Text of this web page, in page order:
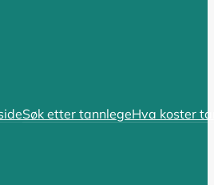
2025
så dyr i Norge? Spørsmålet er
Søk etter tannlegeHva koster